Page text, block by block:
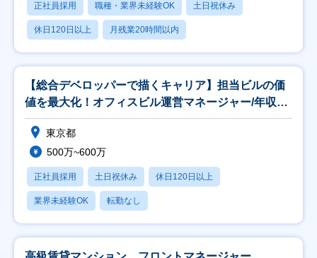
正社員採用 職種・業界未経験OK 土日祝休み
休日120日以上 月残業20時間以内
【総合デベロッパーで描くキャリア】担当ビルの価
値を最大化！オフィスビル運営マネージャー/年収
500万
東京都
500万~600万
正社員採用 土日祝休み 休日120日以上
業界未経験OK 転勤なし